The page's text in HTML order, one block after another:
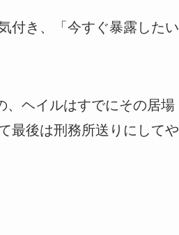
付き、「今すぐ暴露したい
、ヘイルはすでにその居場
最後は刑務所送りにしてや